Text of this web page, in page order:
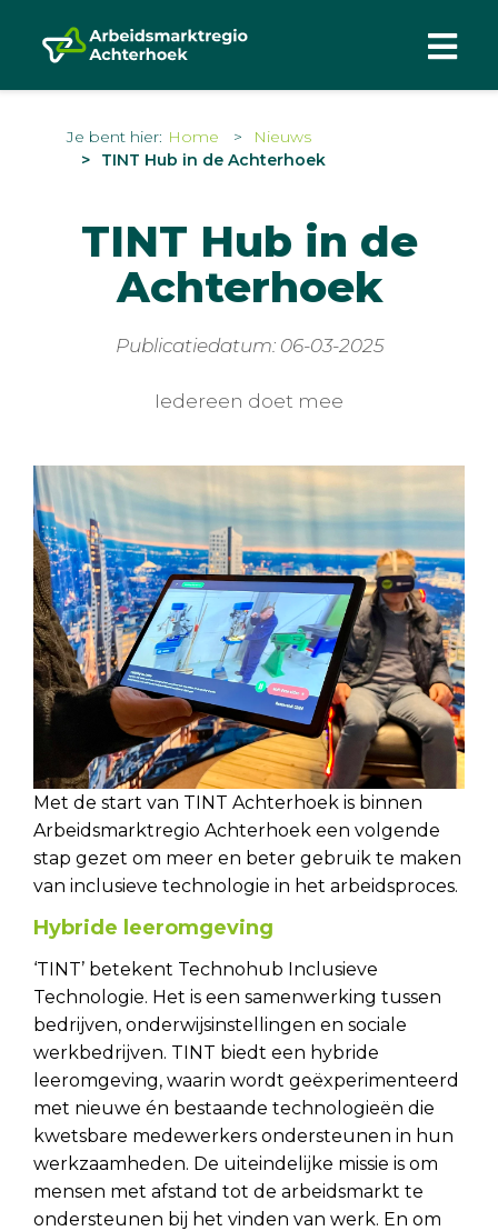
Je bent hier: Home
Nieuws
TINT Hub in de Achterhoek
TINT Hub in de
Achterhoek
Publicatiedatum: 06-03-2025
Iedereen doet mee
Met de start van TINT Achterhoek is binnen
Arbeidsmarktregio Achterhoek een volgende
stap gezet om meer en beter gebruik te maken
van inclusieve technologie in het arbeidsproces.
Hybride leeromgeving
‘TINT’ betekent Technohub Inclusieve
Technologie. Het is een samenwerking tussen
bedrijven, onderwijsinstellingen en sociale
werkbedrijven. TINT biedt een hybride
leeromgeving, waarin wordt geëxperimenteerd
met nieuwe én bestaande technologieën die
kwetsbare medewerkers ondersteunen in hun
werkzaamheden. De uiteindelijke missie is om
mensen met afstand tot de arbeidsmarkt te
ondersteunen bij het vinden van werk. En om